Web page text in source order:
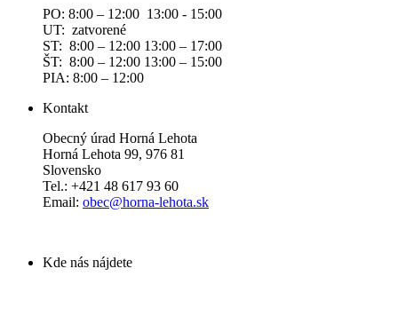
PO: 8:00 – 12:00 13:00 - 15:00
UT: zatvorené
ST: 8:00 – 12:00 13:00 – 17:00
ŠT: 8:00 – 12:00 13:00 – 15:00
PIA: 8:00 – 12:00
Kontakt
Obecný úrad Horná Lehota
Horná Lehota 99, 976 81
Slovensko
Tel.: +421 48 617 93 60
Email: obec@horna-lehota.sk
Kde nás nájdete